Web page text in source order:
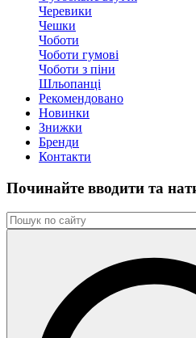
Черевики
Чешки
Чоботи
Чоботи гумові
Чоботи з піни
Шльопанці
Рекомендовано
Новинки
Знижки
Бренди
Контакти
Починайте вводити та